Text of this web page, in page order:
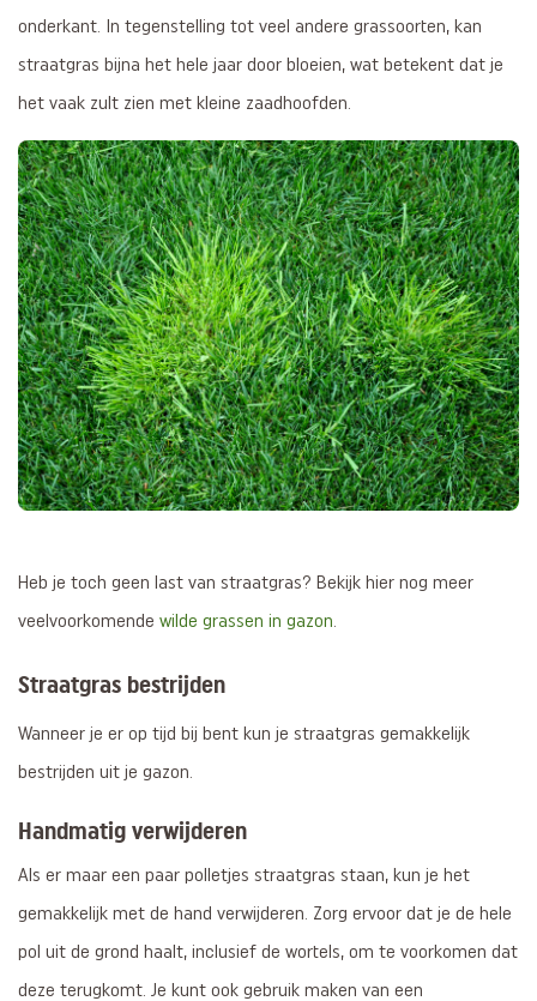
onderkant. In tegenstelling tot veel andere grassoorten, kan
straatgras bijna het hele jaar door bloeien, wat betekent dat je
het vaak zult zien met kleine zaadhoofden.
Heb je toch geen last van straatgras? Bekijk hier nog meer
veelvoorkomende wilde grassen in gazon.
Straatgras bestrijden
Wanneer je er op tijd bij bent kun je straatgras gemakkelijk
bestrijden uit je gazon.
Handmatig verwijderen
Als er maar een paar polletjes straatgras staan, kun je het
gemakkelijk met de hand verwijderen. Zorg ervoor dat je de hele
pol uit de grond haalt, inclusief de wortels, om te voorkomen dat
deze terugkomt. Je kunt ook gebruik maken van een